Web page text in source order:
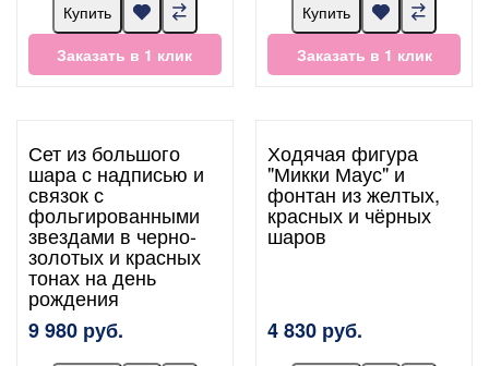
Купить
Заказать в 1 клик
Купить
Заказать в 1 клик
Сет из большого
шара с надписью и
связок с
фольгированными
звездами в черно-
золотых и красных
тонах на день
рождения
9 980 руб.
Ходячая фигура
"Микки Маус" и
фонтан из желтых,
красных и чёрных
шаров
4 830 руб.